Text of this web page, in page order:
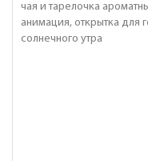
чая и тарелочка
анимация, открытка для
солнечного утра